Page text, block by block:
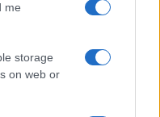
me
storage
on web or